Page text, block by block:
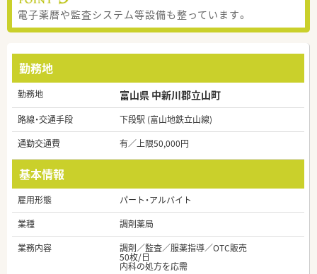
電子薬暦や監査システム等設備も整っています。
勤務地
勤務地 富山県 中新川郡立山町
路線・交通手段
下段駅 (富山地鉄立山線)
通勤交通費
有／上限50,000円
基本情報
雇用形態
パート・アルバイト
業種
調剤薬局
業務内容
調剤／監査／服薬指導／OTC販売
50枚/日
内科の処方を応需